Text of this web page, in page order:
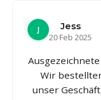
J
Jess
20 Feb 2025
Wir
unser